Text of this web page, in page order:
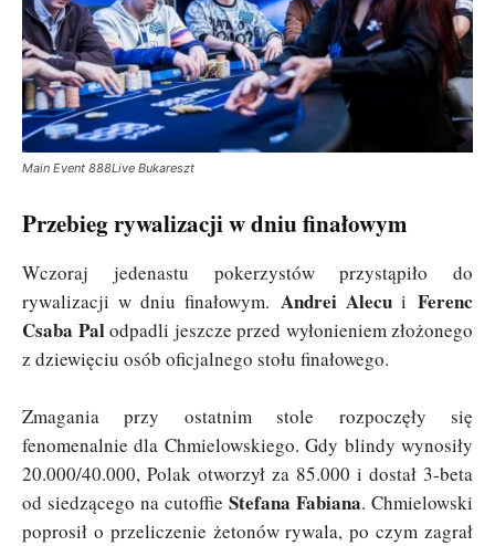
Main Event 888Live Bukareszt
Przebieg rywalizacji w dniu finałowym
Wczoraj jedenastu pokerzystów przystąpiło do
rywalizacji w dniu finałowym. Andrei Alecu i Ferenc
Csaba Palodpadli jeszcze przed wyłonieniem złożonego
z dziewięciu osób oficjalnego stołu finałowego.
Zmagania przy ostatnim stole rozpoczęły się
fenomenalnie dla Chmielowskiego. Gdy blindy wynosiły
20.000/40.000, Polak otworzył za 85.000 i dostał 3-beta
od siedzącego na cutoffie Stefana Fabiana. Chmielowski
poprosił o przeliczenie żetonów rywala, po czym zagrał